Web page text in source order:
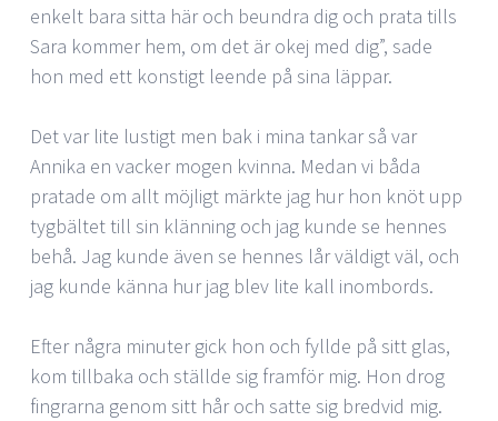
enkelt bara sitta här och beundra dig och prata tills
Sara kommer hem, om det är okej med dig”, sade
hon med ett konstigt leende på sina läppar.
Det var lite lustigt men bak i mina tankar så var
Annika en vacker mogen kvinna. Medan vi båda
pratade om allt möjligt märkte jag hur hon knöt upp
tygbältet till sin klänning och jag kunde se hennes
behå. Jag kunde även se hennes lår väldigt väl, och
jag kunde känna hur jag blev lite kall inombords.
Efter några minuter gick hon och fyllde på sitt glas,
kom tillbaka och ställde sig framför mig. Hon drog
fingrarna genom sitt hår och satte sig bredvid mig.